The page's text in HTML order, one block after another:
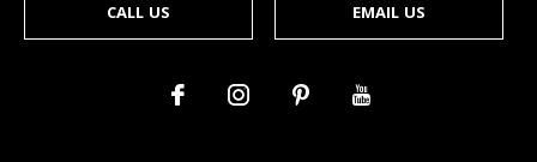
CALL US EMAIL US